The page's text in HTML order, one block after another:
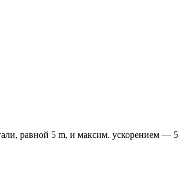
равной 5 m, и максим. ускорением — 5